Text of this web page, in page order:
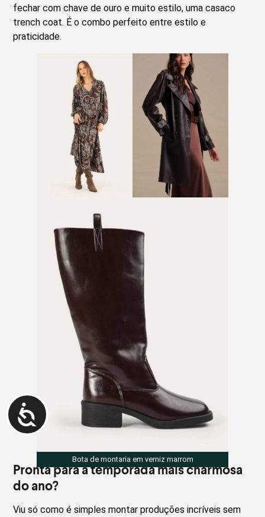
fechar com chave de ouro e muito estilo, uma casaco
trench coat. É o combo perfeito entre estilo e
praticidade.
paisley marrom
Bota de montaria em verniz marrom
Pronta para a temporada mais charmosa
do ano?
Viu só como é simples montar produções incríveis sem